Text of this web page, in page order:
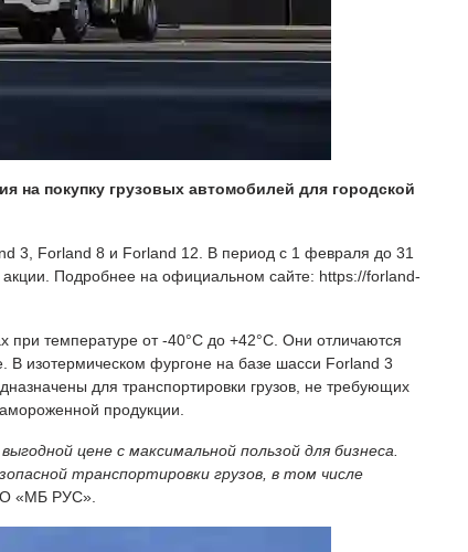
на покупку грузовых автомобилей для городской
3, Forland 8 и Forland 12. В период с 1 февраля до 31
акции. Подробнее на официальном сайте: https://forland-
при температуре от -40°С до +42°С. Они отличаются
изотермическом фургоне на базе шасси Forland 3
для транспортировки грузов, не требующих
продукции.
цене с максимальной пользой для бизнеса.
транспортировки грузов, в том числе
«МБ РУС».